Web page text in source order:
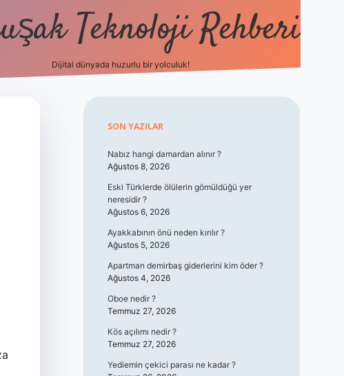
Teknoloji Rehberi
Dijital dünyada huzurlu bir yolculuk!
Sidebar
SON YAZILAR
Nabız hangi damardan alınır ?
Ağustos 8, 2026
Eski Türklerde ölülerin gömüldüğü yer
neresidir ?
Ağustos 6, 2026
Ayakkabının önü neden kırılır ?
Ağustos 5, 2026
Apartman demirbaş giderlerini kim öder ?
Ağustos 4, 2026
Oboe nedir ?
Temmuz 27, 2026
Kös açılımı nedir ?
Temmuz 27, 2026
Yediemin çekici parası ne kadar ?